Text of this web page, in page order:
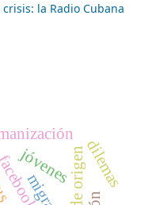
la Radio Cubana
jóvenes dilemas